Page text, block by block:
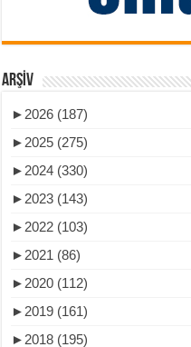
ARŞIV
► 2026 (187)
► 2025 (275)
► 2024 (330)
► 2023 (143)
► 2022 (103)
► 2021 (86)
► 2020 (112)
► 2019 (161)
► 2018 (195)